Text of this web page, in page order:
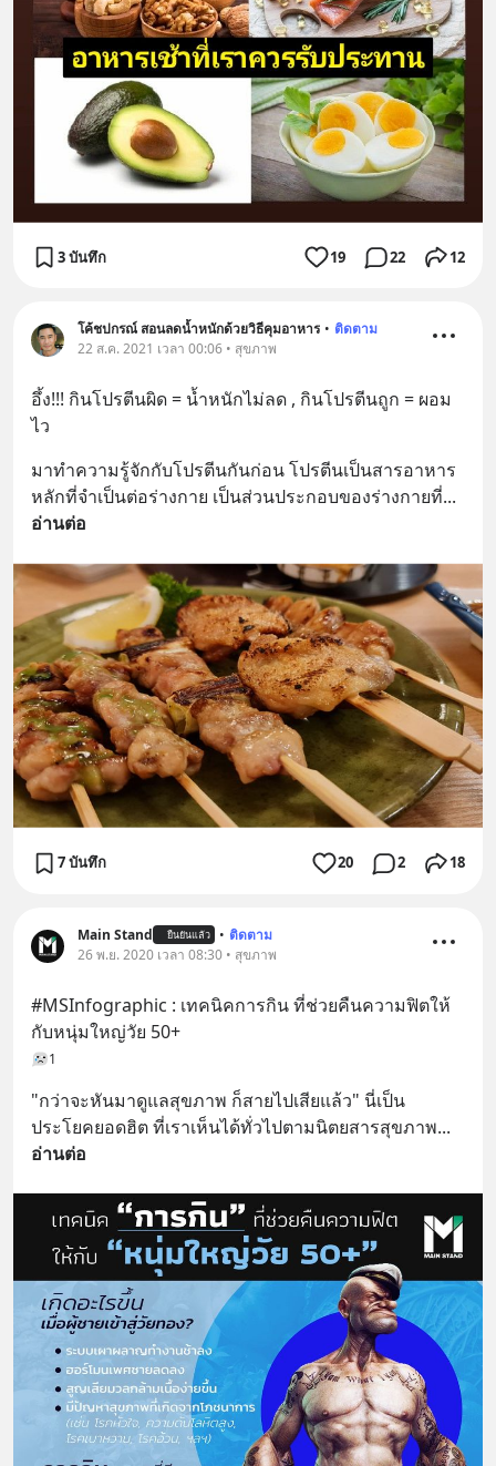
3 บันทึก 19 22 12
โค้ชปกรณ์ สอนลดน้ำหนักด้วยวิธีคุมอาหาร • ติดตาม
22 ส.ค. 2021 เวลา 00:06 • สุขภาพ
อึ้ง!!! กินโปรตีนผิด = น้ำหนักไม่ลด , กินโปรตีนถูก = ผอม
ไว
มาทำความรู้จักกับโปรตีนกันก่อน โปรตีนเป็นสารอาหาร
หลักที่จำเป็นต่อร่างกาย เป็นส่วนประกอบของร่างกายที่
อ่านต่อ
7 บันทึก 20 2 18
Main Stand ยืนยันแล้ว • ติดตาม
26 พ.ย. 2020 เวลา 08:30 • สุขภาพ
#MSInfographic : เทคนิคการกิน ที่ช่วยคืนความฟิตให้
กับหนุ่มใหญ่วัย 50+
1
"กว่าจะหันมาดูแลสุขภาพ ก็สายไปเสียแล้ว" นี่เป็น
ประโยคยอดฮิต ที่เราเห็นได้ทั่วไปตามนิตยสารสุขภาพ
อ่านต่อ